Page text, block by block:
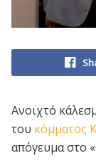
Ανοιχτό
του κόμματος
απόγευμα στο